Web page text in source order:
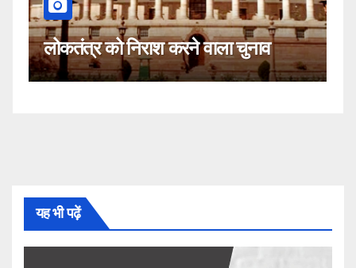
कहीं यह सीजेआई के खिलाफ साजिश तो
नहीं!
यह भी पढ़ें